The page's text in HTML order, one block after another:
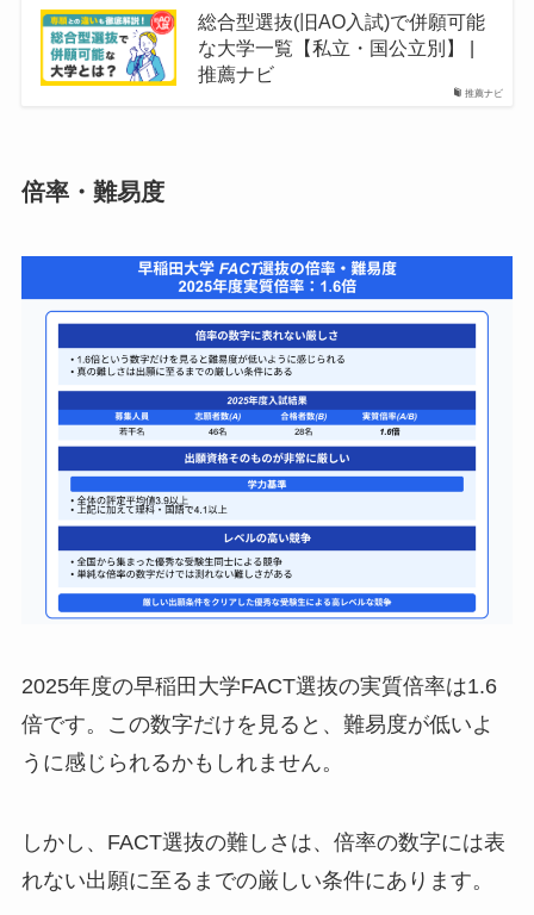
推薦ナビ
総合型選抜(旧AO入試)で併願可能
な大学一覧【私立・国公立別】 |
推薦ナビ
倍率・難易度
2025年度の早稲田大学FACT選抜の実質倍率は1.6
倍です。この数字だけを見ると、難易度が低いよ
うに感じられるかもしれません。
しかし、FACT選抜の難しさは、倍率の数字には表
れない出願に至るまでの厳しい条件にあります。